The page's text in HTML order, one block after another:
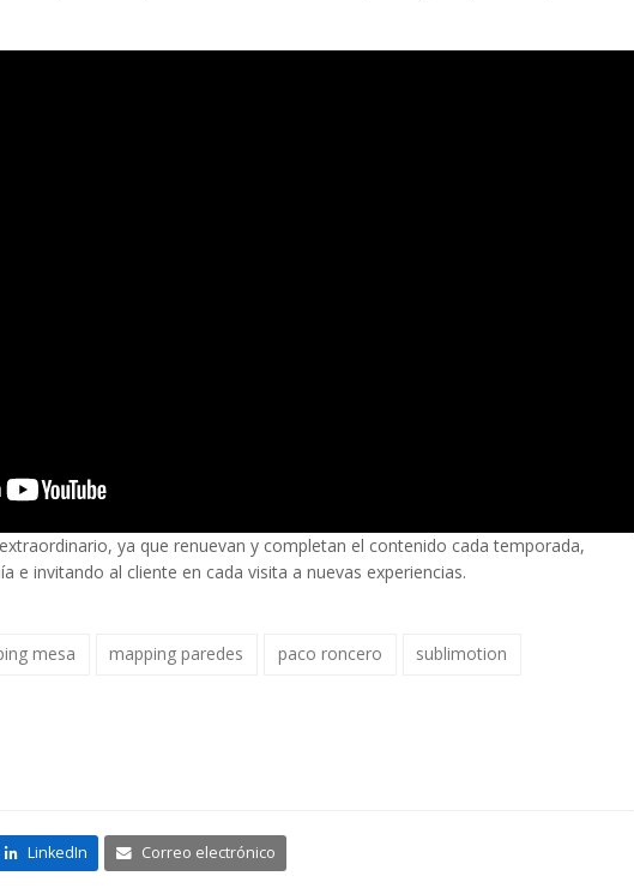
ya que renuevan y completan el contenido cada temporada,
e invitando al cliente en cada visita a nuevas experiencias.
mesa mapping paredes paco roncero sublimotion
LinkedIn Correo electrónico